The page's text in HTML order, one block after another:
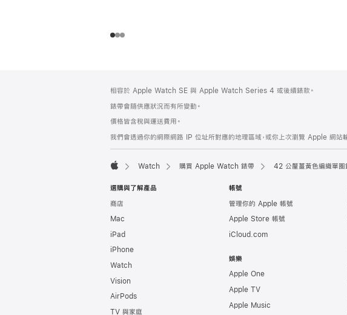
腳
腳
相容於 Apple Watch SE 與 Apple Watch Series 4 或後續錶款。
錶帶會隨供應狀況而有所變動。
價格皆含稅與運送費用。
我們會透過你的網際網路 IP 位址所對應的地理區域，或你上次瀏覽 Apple 網站
Watch 購買 Apple Watch 錶帶 42 公釐薑黃色編織單
選購與了解產品
商店
Mac
iPad
iPhone
Watch
Vision
AirPods
TV 與家庭
帳號
管理你的 Apple 帳號
Apple Store 帳號
iCloud.com
娛樂
Apple One
Apple TV
Apple Music